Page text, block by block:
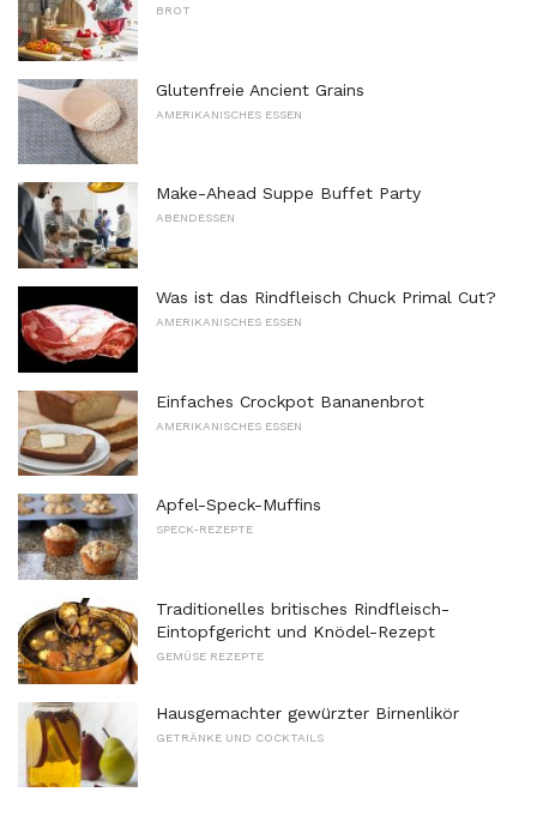
BROT
Glutenfreie Ancient Grains
AMERIKANISCHES ESSEN
Make-Ahead Suppe Buffet Party
ABENDESSEN
Was ist das Rindfleisch Chuck Primal Cut?
AMERIKANISCHES ESSEN
Einfaches Crockpot Bananenbrot
AMERIKANISCHES ESSEN
Apfel-Speck-Muffins
SPECK-REZEPTE
Traditionelles britisches Rindfleisch-
Eintopfgericht und Knödel-Rezept
GEMÜSE REZEPTE
Hausgemachter gewürzter Birnenlikör
GETRÄNKE UND COCKTAILS